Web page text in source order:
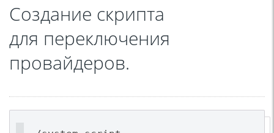
Создание скрипта
для переключения
провайдеров.